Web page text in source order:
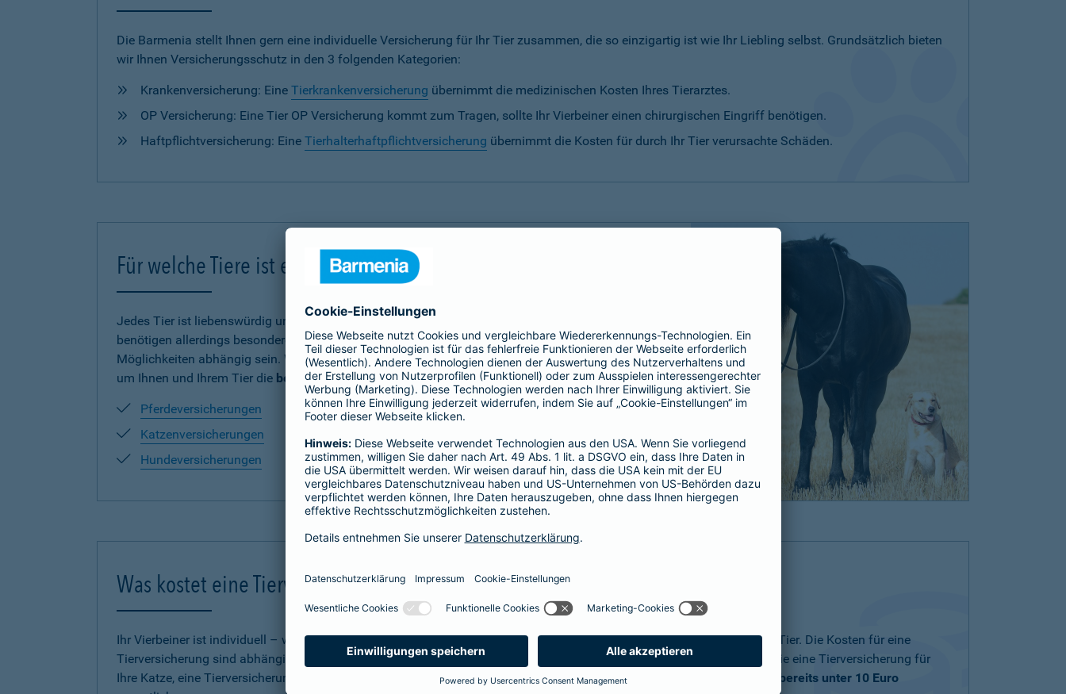
Die Barmenia stellt Ihnen gern eine individuelle Versicherung für Ihr Tier zusammen, die so einzigartig ist wie Ihr Liebling selbst. Grundsätzlich bieten
wir Ihnen Versicherungsschutz in den 3 folgenden Kategorien:
Krankenversicherung: Eine Tierkrankenversicherung übernimmt die medizinischen Kosten Ihres Tierarztes.
OP Versicherung: Eine Tier OP Versicherung kommt zum Tragen, sollte Ihr Vierbeiner einen chirurgischen Eingriff benötigen.
Haftpflichtversicherung: Eine Tierhalterhaftpflichtversicherung übernimmt die Kosten für durch Ihr Tier verursachte Schäden.
Für welche Tiere ist eine Versicherung notwendig?
Jedes Tier ist liebenswürdig und verdient besondere Fürsorge.
benötigen allerdings besonderen Schutz und der sollte nicht von unseren finanziellen
Möglichkeiten abhängig sein. Wir haben uns daher auf folgende Tierversicherungen spezialisiert,
um Ihnen und Ihrem Tier die beste Absicherungzu ermöglichen:
Pferdeversicherungen
Katzenversicherungen
Hundeversicherungen
Was kostet eine Tierversicherung?
Ihr Vierbeiner ist individuell – wie auch unsere Tarife. Wählen Sie einenmaßgeschneiderten Schutz, passend zu Ihrem Tier. Die Kosten für eine
Tierversicherung sind abhängig vom Tarif, dem Erstattungssatz, der Selbstbeteiligung, dem Leistungsumfang und ob Sie eine Tierversicherung für
Ihre Katze, eine Tierversicherung für Ihren Hund oder eine Tierversicherung für Ihr Pferd benötigen. Die Beiträge
starten bereits unter 10 Euro